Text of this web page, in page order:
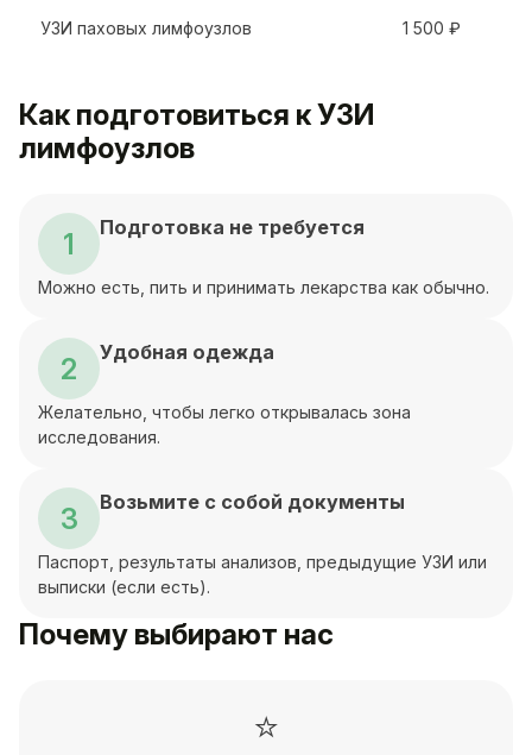
УЗИ паховых лимфоузлов 1 500 ₽
Как подготовиться к УЗИ
лимфоузлов
1 Подготовка не требуется
Можно есть, пить и принимать лекарства как обычно.
2 Удобная одежда
Желательно, чтобы легко открывалась зона
исследования.
3 Возьмите с собой документы
Паспорт, результаты анализов, предыдущие УЗИ или
выписки (если есть).
Почему выбирают нас
⭐